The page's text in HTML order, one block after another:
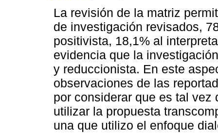
La revisión de la matriz
de investigación revisados,
positivista, 18,1% al
evidencia que la
y reduccionista. En este
observaciones de las
por considerar que es tal vez
utilizar la propuesta
una que utilizo el enfoque